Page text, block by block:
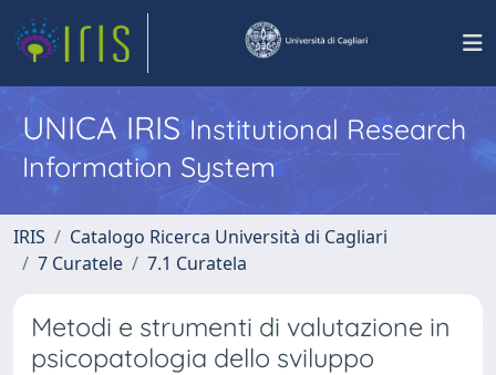
UNICA IRISInstitutional Research
Information System
IRIS
Catalogo Ricerca Università di Cagliari
7 Curatele
7.1 Curatela
Metodi e strumenti di valutazione in
psicopatologia dello sviluppo